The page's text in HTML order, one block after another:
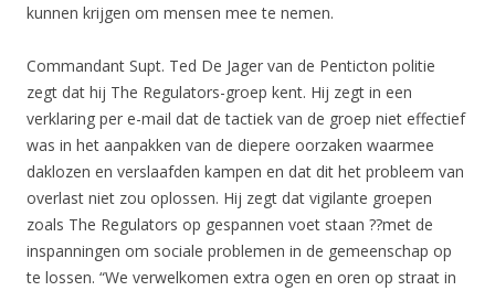
kunnen krijgen om mensen mee te nemen.
Commandant Supt. Ted De Jager van de Penticton politie
zegt dat hij The Regulators-groep kent. Hij zegt in een
verklaring per e-mail dat de tactiek van de groep niet effectief
was in het aanpakken van de diepere oorzaken waarmee
daklozen en verslaafden kampen en dat dit het probleem van
overlast niet zou oplossen. Hij zegt dat vigilante groepen
zoals The Regulators op gespannen voet staan ??met de
inspanningen om sociale problemen in de gemeenschap op
te lossen. “We verwelkomen extra ogen en oren op straat in